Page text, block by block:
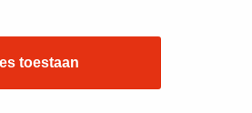
toestaan